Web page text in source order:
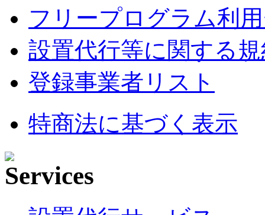
フリープログラム利
設置代行等に関する
登録事業者リスト
特商法に基づく表示